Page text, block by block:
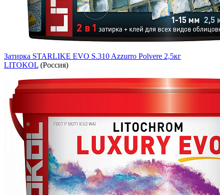
Затирка STARLIKE EVO S.310 Azzurro Polvere 2,5кг
LITOKOL (Россия)